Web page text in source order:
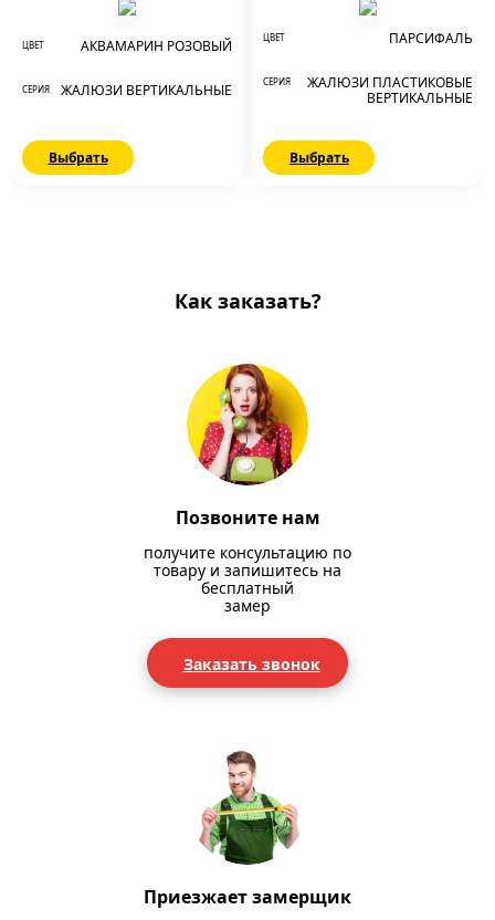
ЦВЕТ АКВАМАРИН РОЗОВЫЙ
СЕРИЯ ЖАЛЮЗИ ВЕРТИКАЛЬНЫЕ
Выбрать
ЦВЕТ ПАРСИФАЛЬ
СЕРИЯ
ЖАЛЮЗИ ПЛАСТИКОВЫЕ
ВЕРТИКАЛЬНЫЕ
Выбрать
Как заказать?
Позвоните нам
получите консультацию по
товару и запишитесь на
бесплатный
замер
Заказать звонок
Приезжает замерщик